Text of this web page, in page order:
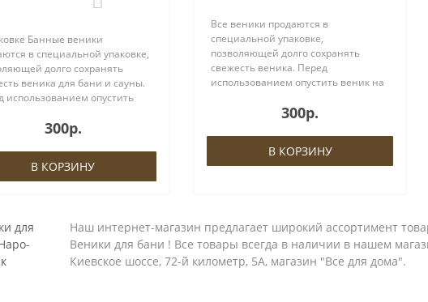
Банные веники
в специальной упаковке,
долго сохранять
веника для бани и сауны.
использованием опустить
или теплую воду. Затем
в кипятке на 5-7 минут,
300р.
В КОРЗИНУ
Все веники продаются в
специальной упаковке,
позволяющей долго сохранять
свежесть веника. Перед
использованием опустить веник на
воду. Затем запарить в кипятке на 5-
7 минут, пока листья не станут
мягкими. Если веник ..
300р.
В КОРЗИНУ
Наш интернет-магазин предлагает широкий ассортимент
Веники для бани ! Все товары всегда в наличии в нашем
Киевское шоссе, 72-й километр, 5А, магазин "Все для дома".